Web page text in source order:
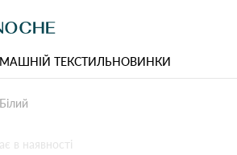
ТЕКСТИЛЬНОВИНКИ
в наявності